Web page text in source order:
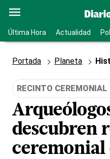
Última Hora Actualidad
Portada Planeta
RECINTO CEREMONIAL
descubren
ceremonial